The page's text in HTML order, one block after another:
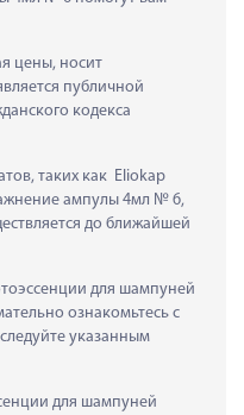
цены, носит
публичной
кодекса
таких как  Eliokap
ампулы 4мл № 6,
до ближайшей
для шампуней
ознакомьтесь с
указанным
для шампуней